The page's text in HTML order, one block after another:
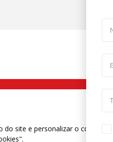
9310
site e personalizar o